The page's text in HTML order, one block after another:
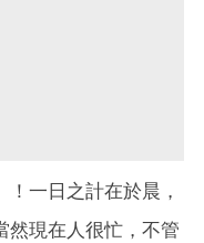
一日之計在於晨，
然現在人很忙，不管